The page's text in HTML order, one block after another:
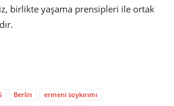
birlikte yaşama prensipleri ile ortak
Berlin
ermeni soykırımı